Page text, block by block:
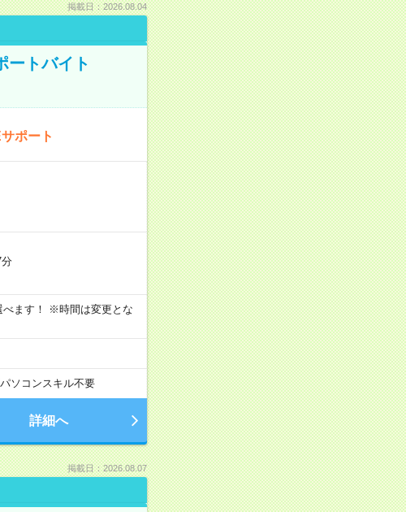
掲載日：2026.08.04
ートバイト
ポート
べます！ ※時間は変更とな
パソコンスキル不要
詳細へ
掲載日：2026.08.07